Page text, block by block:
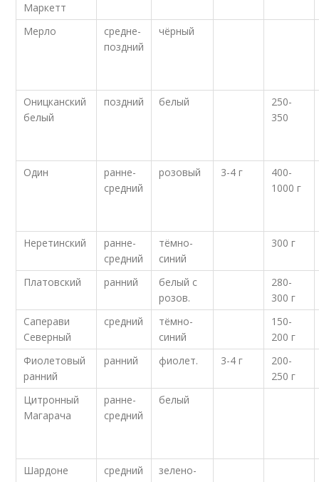
Маркетт
Мерло
средне-
поздний
чёрный
Оницканский
белый
поздний белый
250-
350
Один
ранне-
средний
розовый 3-4 г
400-
1000 г
Неретинский
ранне-
средний
тёмно-
синий
300 г
Платовский ранний
белый с
розов.
280-
300 г
Саперави
Северный
средний
тёмно-
синий
150-
200 г
Фиолетовый
ранний
ранний фиолет. 3-4 г
200-
250 г
Цитронный
Магарача
ранне-
средний
белый
Шардоне средний
зелено-